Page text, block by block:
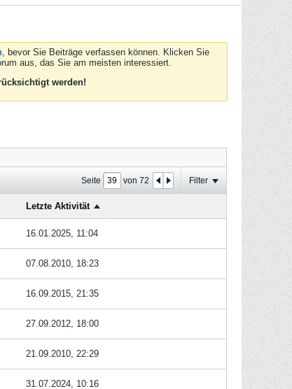
, bevor Sie Beiträge verfassen können. Klicken Sie
aus, das Sie am meisten interessiert.
werden!
Seite von 72 Filter
Letzte Aktivität
16.01.2025, 11:04
07.08.2010, 18:23
16.09.2015, 21:35
27.09.2012, 18:00
21.09.2010, 22:29
31.07.2024, 10:16